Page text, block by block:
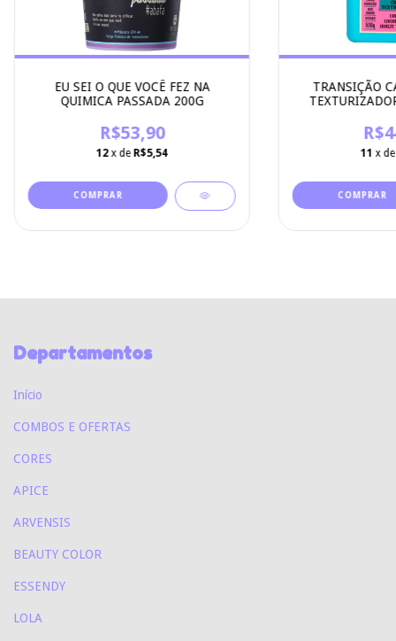
EU SEI O QUE VOCÊ FEZ NA
QUIMICA PASSADA 200G
R$53,90
12 x de R$5,54
TRANSIÇÃO
11 x
Departamentos
Início
COMBOS E OFERTAS
CORES
APICE
ARVENSIS
BEAUTY COLOR
ESSENDY
LOLA